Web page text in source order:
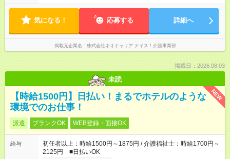
気になる！ 応募する 詳細へ
掲載元企業名 株式会社ネオキャリア ナイス！介護事業部
掲載日：2026.08.03
未読
NEW
【時給1500円】日払い！まるでホテルのような
環境でのお仕事！
派遣 ブランクOK WEB登録・面接OK
給与
初任者以上：時給1500円～1875円 / 介護福祉士：時給1700円～
2125円 ■日払いOK